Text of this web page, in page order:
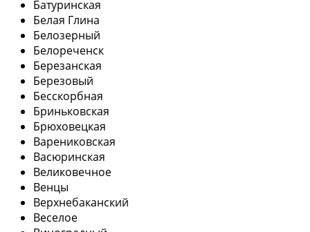
Батуринская
Белая Глина
Белозерный
Белореченск
Березанская
Березовый
Бесскорбная
Бриньковская
Брюховецкая
Варениковская
Васюринская
Великовечное
Венцы
Верхнебаканский
Веселое